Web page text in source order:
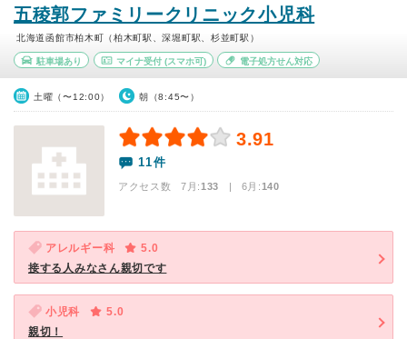
五稜郭ファミリークリニック小児科
北海道函館市柏木町（柏木町駅、深堀町駅、杉並町駅）
駐車場あり マイナ受付(スマホ可) 電子処方せん対応
土曜（〜12:00） 朝（8:45〜）
3.91
11件
アクセス数 7月:133 | 6月:140
アレルギー科
5.0
接する人みなさん親切です
小児科
5.0
親切！